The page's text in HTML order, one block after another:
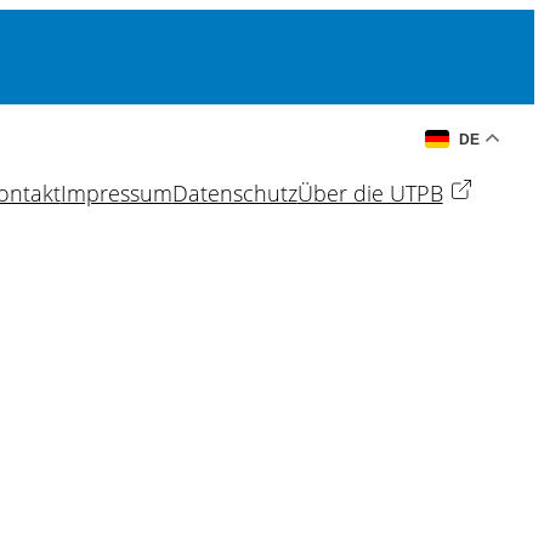
ImpressumDatenschutzÜber die UTPB
DE